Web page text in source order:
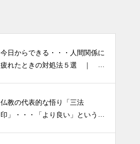
今日からできる・・・人間関係に
疲れたときの対処法５選 ｜ 心
仏教の代表的な悟り「三法
印」・・・「より良い」という気
半年ぶりの投稿です・・・さぼ
り癖がついてしまって・・・恥
ずかしぃ～ (〃ﾉωﾉ)